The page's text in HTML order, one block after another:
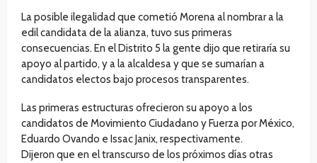
La posible ilegalidad que cometió Morena al nombrar a la
edil candidata de la alianza, tuvo sus primeras
consecuencias. En el Distrito 5 la gente dijo que retiraría su
apoyo al partido, y a la alcaldesa y que se sumarían a
candidatos electos bajo procesos transparentes.
Las primeras estructuras ofrecieron su apoyo a los
candidatos de Movimiento Ciudadano y Fuerza por México,
Eduardo Ovando e Issac Janix, respectivamente.
Dijeron que en el transcurso de los próximos días otras